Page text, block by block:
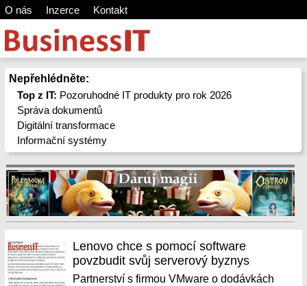
O nás Inzerce Kontakt
Nepřehlédněte:
Top z IT: Pozoruhodné IT produkty pro rok 2026
Správa dokumentů
Digitální transformace
Informační systémy
Lenovo chce s pomocí software
povzbudit svůj serverový byznys
Partnerství s firmou VMware o dodávkách